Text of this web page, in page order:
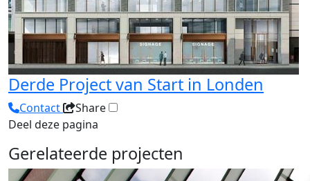
Derde Project van Start in Londen
Contact
Share
Deel deze pagina
Gerelateerde projecten